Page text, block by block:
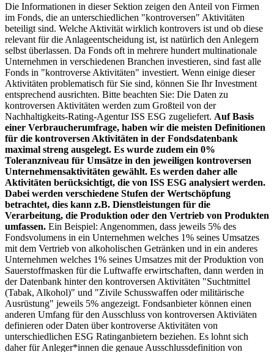
Die Informationen in dieser Sektion zeigen den Anteil von Firmen
im Fonds, die an unterschiedlichen "kontroversen" Aktivitäten
beteiligt sind. Welche Aktivität wirklich kontrovers ist und ob diese
relevant für die Anlageentscheidung ist, ist natürlich den Anlegern
selbst überlassen. Da Fonds oft in mehrere hundert multinationale
Unternehmen in verschiedenen Branchen investieren, sind fast alle
Fonds in "kontroverse Aktivitäten" investiert. Wenn einige dieser
Aktivitäten problematisch für Sie sind, können Sie Ihr Investment
entsprechend ausrichten. Bitte beachten Sie: Die Daten zu
kontroversen Aktivitäten werden zum Großteil von der
Nachhaltigkeits-Rating-Agentur ISS ESG zugeliefert. Auf Basis
einer Verbraucherumfrage, haben wir die meisten Definitionen
für die kontroversen Aktivitäten in der Fondsdatenbank
maximal streng ausgelegt. Es wurde zudem ein 0%
Toleranzniveau für Umsätze in den jeweiligen kontroversen
Unternehmensaktivitäten gewählt. Es werden daher alle
Aktivitäten berücksichtigt, die von ISS ESG analysiert werden.
Dabei werden verschiedene Stufen der Wertschöpfung
betrachtet, dies kann z.B. Dienstleistungen für die
Verarbeitung, die Produktion oder den Vertrieb von Produkten
umfassen. Ein Beispiel: Angenommen, dass jeweils 5% des
Fondsvolumens in ein Unternehmen welches 1% seines Umsatzes
mit dem Vertrieb von alkoholischen Getränken und in ein anderes
Unternehmen welches 1% seines Umsatzes mit der Produktion von
Sauerstoffmasken für die Luftwaffe erwirtschaften, dann werden in
der Datenbank hinter den kontroversen Aktivitäten "Suchtmittel
(Tabak, Alkohol)" und "Zivile Schusswaffen oder militärische
Ausrüstung" jeweils 5% angezeigt. Fondsanbieter können einen
anderen Umfang für den Ausschluss von kontroversen Aktiviäten
definieren oder Daten über kontroverse Aktivitäten von
unterschiedlichen ESG Ratinganbietern beziehen. Es lohnt sich
daher für Anleger*innen die genaue Ausschlussdefinition von